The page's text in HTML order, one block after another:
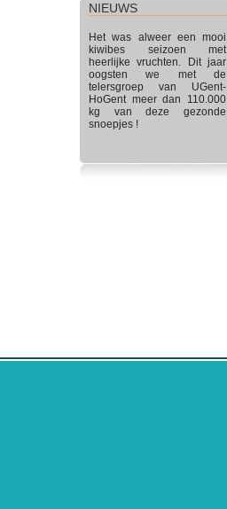
NIEUWS
Het was alweer een mooi
kiwibes seizoen met
heerlijke vruchten. Dit jaar
oogsten we met de
telersgroep van UGent-
HoGent meer dan 110.000
kg van deze gezonde
snoepjes !